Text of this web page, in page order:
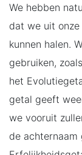
We hebben
dat we uit
kunnen halen.
gebruiken,
het
getal geeft
we vooruit
de achternaam